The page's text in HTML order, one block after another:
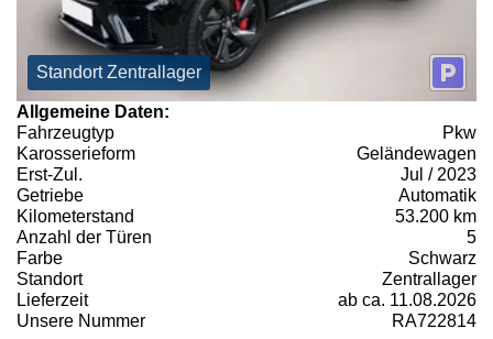
Standort Zentrallager
Allgemeine Daten:
Fahrzeugtyp
Pkw
Karosserieform
Geländewagen
Erst-Zul.
Jul / 2023
Getriebe
Automatik
Kilometerstand
53.200 km
Anzahl der Türen
5
Farbe
Schwarz
Standort
Zentrallager
Lieferzeit
ab ca. 11.08.2026
Unsere Nummer
RA722814